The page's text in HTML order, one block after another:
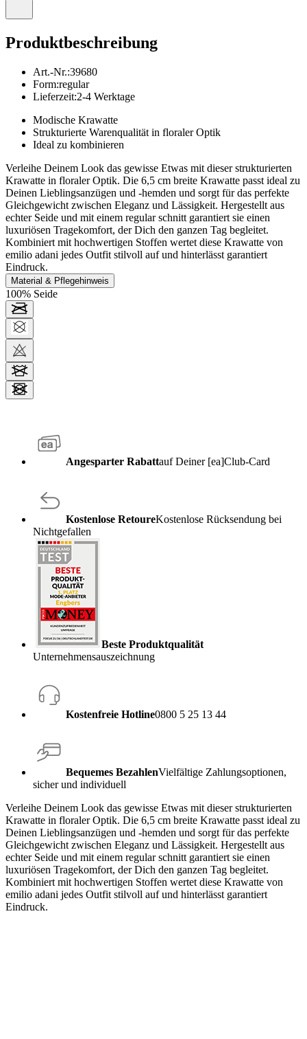
Produktbeschreibung
Art.-Nr.:39680
Form:regular
Lieferzeit:2-4 Werktage
Modische Krawatte
Strukturierte Warenqualität in floraler Optik
Ideal zu kombinieren
Verleihe Deinem Look das gewisse Etwas mit dieser strukturierten
Krawatte in floraler Optik. Die 6,5 cm breite Krawatte passt ideal zu
Deinen Lieblingsanzügen und -hemden und sorgt für das perfekte
Gleichgewicht zwischen Eleganz und Lässigkeit. Hergestellt aus
echter Seide und mit einem regular schnitt garantiert sie einen
luxuriösen Tragekomfort, der Dich den ganzen Tag begleitet.
Kombiniert mit hochwertigen Stoffen wertet diese Krawatte von
emilio adani jedes Outfit stilvoll auf und hinterlässt garantiert
Eindruck.
Material & Pflegehinweis
100% Seide
Angesparter Rabattauf Deiner [ea]Club-Card
Kostenlose RetoureKostenlose Rücksendung bei
Nichtgefallen
Beste Produktqualität
Unternehmensauszeichnung
Kostenfreie Hotline0800 5 25 13 44
Bequemes BezahlenVielfältige Zahlungsoptionen,
sicher und individuell
Verleihe Deinem Look das gewisse Etwas mit dieser strukturierten
Krawatte in floraler Optik. Die 6,5 cm breite Krawatte passt ideal zu
Deinen Lieblingsanzügen und -hemden und sorgt für das perfekte
Gleichgewicht zwischen Eleganz und Lässigkeit. Hergestellt aus
echter Seide und mit einem regular schnitt garantiert sie einen
luxuriösen Tragekomfort, der Dich den ganzen Tag begleitet.
Kombiniert mit hochwertigen Stoffen wertet diese Krawatte von
emilio adani jedes Outfit stilvoll auf und hinterlässt garantiert
Eindruck.